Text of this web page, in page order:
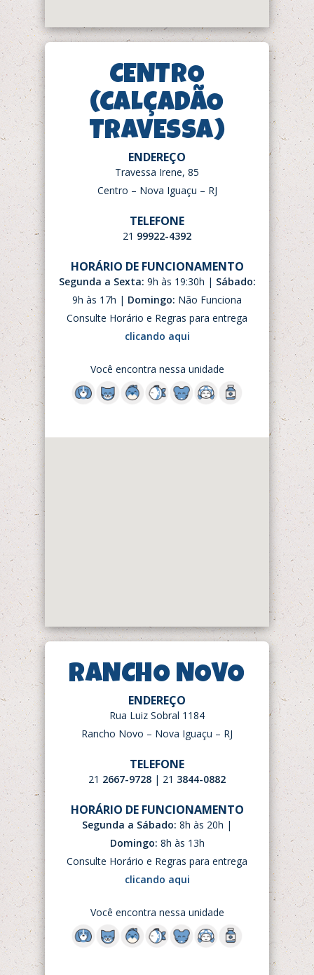
CENTRO
(CALÇADÃO
TRAVESSA)
ENDEREÇO
Travessa Irene, 85
Centro – Nova Iguaçu – RJ
TELEFONE
21 99922-4392
HORÁRIO DE FUNCIONAMENTO
Segunda a Sexta: 9h às 19:30h | Sábado:
9h às 17h | Domingo: Não Funciona
Consulte Horário e Regras para entrega
clicando aqui
Você encontra nessa unidade
RANCHO NOVO
ENDEREÇO
Rua Luiz Sobral 1184
Rancho Novo – Nova Iguaçu – RJ
TELEFONE
21 2667-9728 | 21 3844-0882
HORÁRIO DE FUNCIONAMENTO
Segunda a Sábado: 8h às 20h |
Domingo: 8h às 13h
Consulte Horário e Regras para entrega
clicando aqui
Você encontra nessa unidade